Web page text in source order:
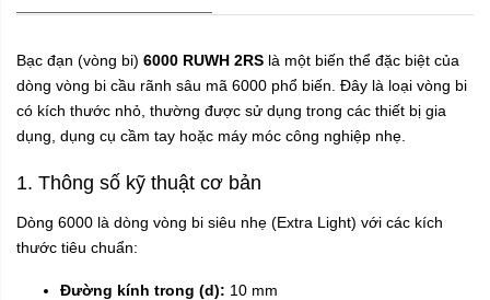
Bạc đạn (vòng bi) 6000 RUWH 2RS là một biến thể đặc biệt của
dòng vòng bi cầu rãnh sâu mã 6000 phổ biến. Đây là loại vòng bi
có kích thước nhỏ, thường được sử dụng trong các thiết bị gia
dụng, dụng cụ cầm tay hoặc máy móc công nghiệp nhẹ.
1. Thông số kỹ thuật cơ bản
Dòng 6000 là dòng vòng bi siêu nhẹ (Extra Light) với các kích
thước tiêu chuẩn:
Đường kính trong (d): 10 mm